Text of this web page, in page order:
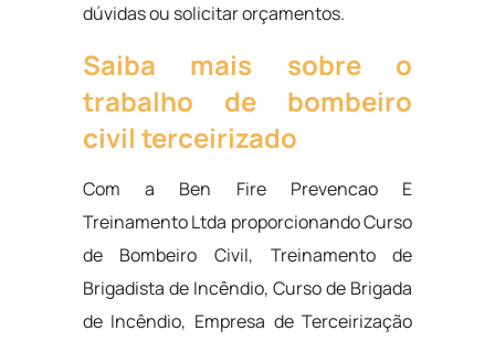
dúvidas ou solicitar orçamentos.
Saiba mais sobre o
trabalho de bombeiro
civil terceirizado
Com a Ben Fire Prevencao E
Treinamento Ltda proporcionando Curso
de Bombeiro Civil, Treinamento de
Brigadista de Incêndio, Curso de Brigada
de Incêndio, Empresa de Terceirização